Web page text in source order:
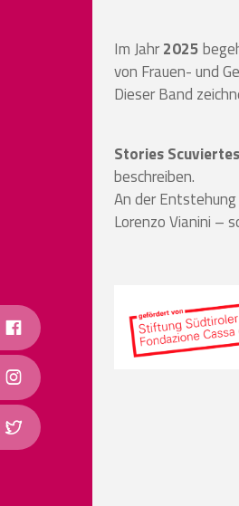
Im Jahr2025
von Frauen- und
Dieser Band
Stories Scuviertes
beschreiben.
An der
Lorenzo Vianini –